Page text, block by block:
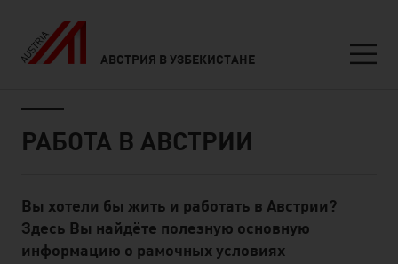
АВСТРИЯ В УЗБЕКИСТАНЕ
РАБОТА В АВСТРИИ
Standard Content Module
Вы хотели бы жить и работать в Австрии?
Здесь Вы найдёте полезную основную
информацию о рамочных условиях